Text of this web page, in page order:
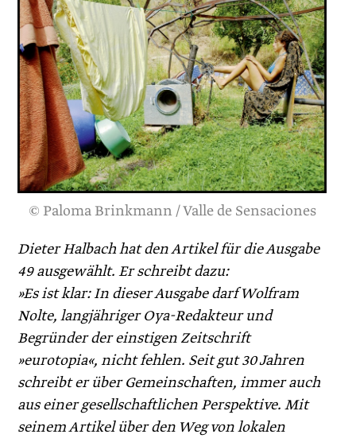
© Paloma Brinkmann / Valle de Sensaciones
Dieter Halbach hat den Artikel für die Ausgabe
49 ausgewählt. Er schreibt dazu:
»Es ist klar: In dieser Ausgabe darf Wolfram
Nolte, langjähriger Oya-Redakteur und
Begründer der einstigen Zeitschrift
»eurotopia«, nicht fehlen. Seit gut 30 Jahren
schreibt er über Gemeinschaften, immer auch
aus einer gesellschaftlichen Perspektive. Mit
seinem Artikel über den Weg von lokalen